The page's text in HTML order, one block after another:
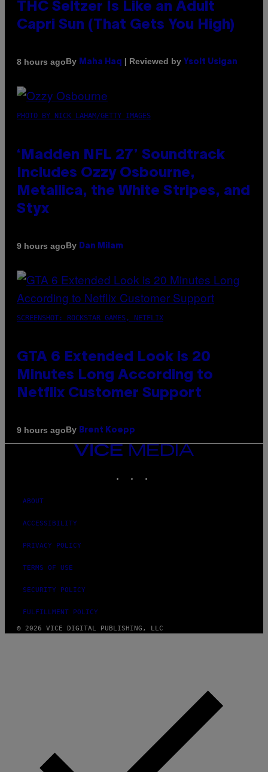
THC Seltzer Is Like an Adult
Capri Sun (That Gets You High)
8 hours agoBy Maha Haq | Reviewed by Ysolt Usigan
PHOTO BY NICK LAHAM/GETTY IMAGES
‘Madden NFL 27’ Soundtrack
Includes Ozzy Osbourne,
Metallica, the White Stripes, and
Styx
9 hours agoBy Dan Milam
SCREENSHOT: ROCKSTAR GAMES, NETFLIX
GTA 6 Extended Look is 20
Minutes Long According to
Netflix Customer Support
9 hours agoBy Brent Koepp
VICE
ABOUT
ACCESSIBILITY
PRIVACY POLICY
TERMS OF USE
SECURITY POLICY
FULFILLMENT POLICY
© 2026 VICE DIGITAL PUBLISHING, LLC